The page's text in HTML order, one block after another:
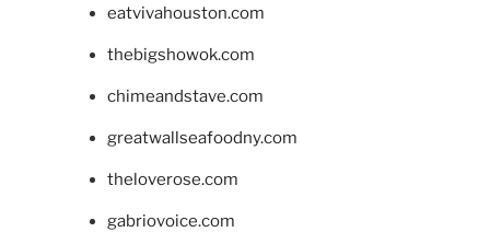
eatvivahouston.com
thebigshowok.com
chimeandstave.com
greatwallseafoodny.com
theloverose.com
gabriovoice.com